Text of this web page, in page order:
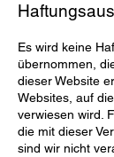
Es wird keine
übernommen,
dieser Website
Websites, auf
verwiesen wird.
die mit dieser
sind wir nicht